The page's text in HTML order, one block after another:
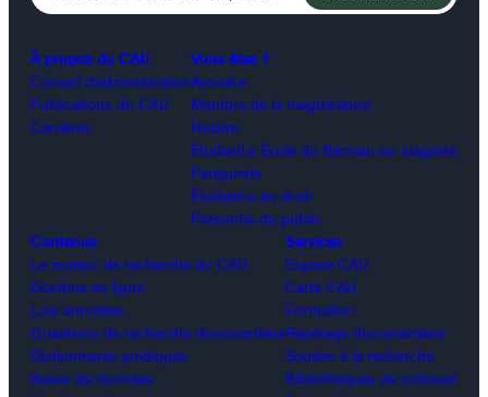
À propos du CAIJ
Conseil d’administration
Publications du CAIJ
Carrières
Vous êtes ?
Avocat.e
Membre de la magistrature
Notaire
Étudiant.e École du Barreau ou stagiaire
Parajuriste
Étudiant.e en droit
Personne du public
Contenus
Le moteur de recherche du CAIJ
Doctrine en ligne
Lois annotées
Questions de recherche documentées
Dictionnaires juridiques
Bases de données
Services
Espace CAIJ
Carte CAIJ
Formation
Repérage documentaire
Soutien à la recherche
Bibliothèques de cotravail